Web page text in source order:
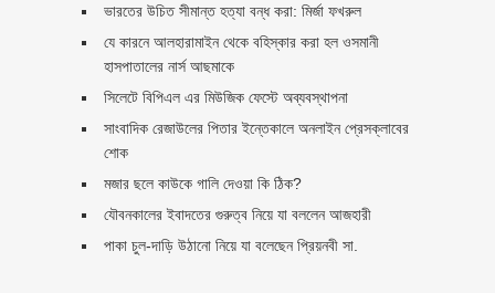
ভারতের উচিত সীমান্ত হত্যা বন্ধ করা: মির্জা ফখরুল
যে কারনে আলহারামাইন থেকে বহিস্কার করা হল ওসমানী
হাসপাতালের নার্স আছমাকে
সিলেটে বিপিএল এর মিউজিক ফেস্টে অব্যবস্থাপনা
সাংবাদিক রেজাউলের পিতার ইন্তেকালে অনলাইন প্রেসক্লাবের
শোক
মজার ছলে কাউকে গালি দেওয়া কি ঠিক?
যৌবনকালের ইবাদতের গুরুত্ব নিয়ে যা বললেন আজহারী
পাকা চুল-দাড়ি উঠানো নিয়ে যা বলেছেন প্রিয়নবী সা.